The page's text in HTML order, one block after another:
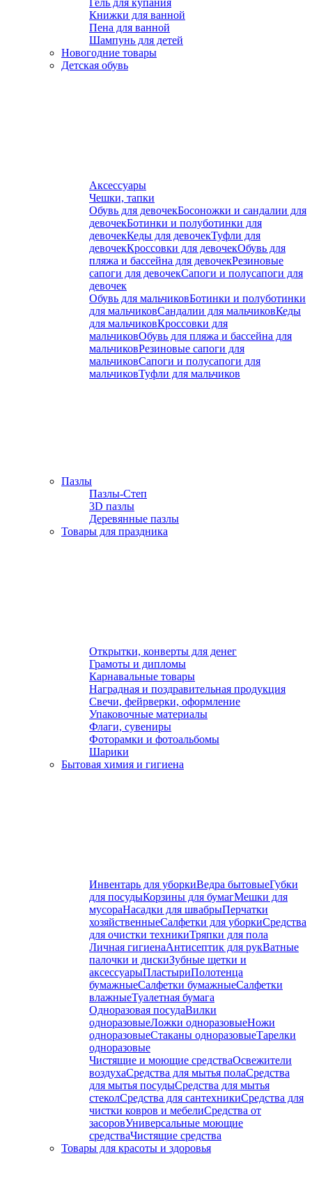
Гель для купания
Книжки для ванной
Пена для ванной
Шампунь для детей
Новогодние товары
Детская обувь
Аксессуары
Чешки, тапки
Обувь для девочекБосоножки и сандалии для
девочекБотинки и полуботинки для
девочекКеды для девочекТуфли для
девочекКроссовки для девочекОбувь для
пляжа и бассейна для девочекРезиновые
сапоги для девочекСапоги и полусапоги для
девочек
Обувь для мальчиковБотинки и полуботинки
для мальчиковСандалии для мальчиковКеды
для мальчиковКроссовки для
мальчиковОбувь для пляжа и бассейна для
мальчиковРезиновые сапоги для
мальчиковСапоги и полусапоги для
мальчиковТуфли для мальчиков
Пазлы
Пазлы-Степ
3D пазлы
Деревянные пазлы
Товары для праздника
Открытки, конверты для денег
Грамоты и дипломы
Карнавальные товары
Наградная и поздравительная продукция
Свечи, фейрверки, оформление
Упаковочные материалы
Флаги, сувениры
Фоторамки и фотоальбомы
Шарики
Бытовая химия и гигиена
Инвентарь для уборкиВедра бытовыеГубки
для посудыКорзины для бумагМешки для
мусораНасадки для швабрыПерчатки
хозяйственныеСалфетки для уборкиСредства
для очистки техникиТряпки для пола
Личная гигиенаАнтисептик для рукВатные
палочки и дискиЗубные щетки и
аксессуарыПластыриПолотенца
бумажныеСалфетки бумажныеСалфетки
влажныеТуалетная бумага
Одноразовая посудаВилки
одноразовыеЛожки одноразовыеНожи
одноразовыеСтаканы одноразовыеТарелки
одноразовые
Чистящие и моющие средстваОсвежители
воздухаСредства для мытья полаСредства
для мытья посудыСредства для мытья
стеколСредства для сантехникиСредства для
чистки ковров и мебелиСредства от
засоровУниверсальные моющие
средстваЧистящие средства
Товары для красоты и здоровья